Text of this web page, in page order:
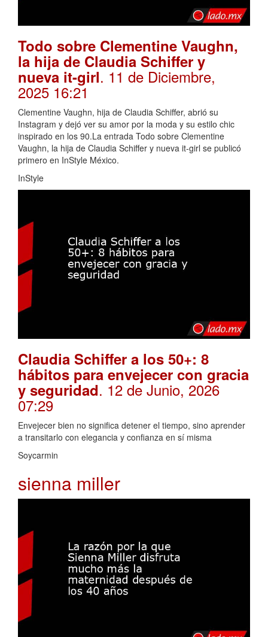
Todo sobre Clementine Vaughn,
la hija de Claudia Schiffer y
nueva it-girl. 11 de Diciembre,
2025 16:21
Clementine Vaughn, hija de Claudia Schiffer, abrió su
Instagram y dejó ver su amor por la moda y su estilo chic
inspirado en los 90.La entrada Todo sobre Clementine
Vaughn, la hija de Claudia Schiffer y nueva it-girl se publicó
primero en InStyle México.
InStyle
Claudia Schiffer a los 50+: 8
hábitos para envejecer con gracia
y seguridad. 12 de Junio, 2026
07:29
Envejecer bien no significa detener el tiempo, sino aprender
a transitarlo con elegancia y confianza en sí misma
Soycarmin
sienna miller